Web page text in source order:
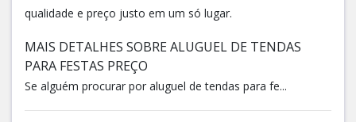
qualidade e preço justo em um só lugar.
MAIS DETALHES SOBRE ALUGUEL DE TENDAS
PARA FESTAS PREÇO
Se alguém procurar por aluguel de tendas para fe...